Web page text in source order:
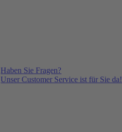
Haben Sie Fragen?
Unser Customer Service ist für Sie da!